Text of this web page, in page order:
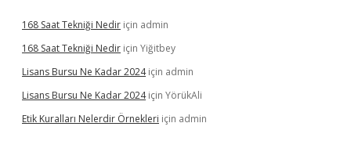
168 Saat Tekniği Nedir için admin
168 Saat Tekniği Nedir için Yiğitbey
Lisans Bursu Ne Kadar 2024için admin
Lisans Bursu Ne Kadar 2024için YörükAli
Etik Kuralları Nelerdir Örnekleri için admin